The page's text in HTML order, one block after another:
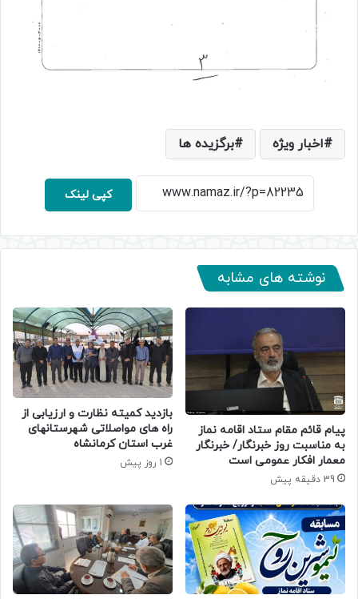
اخبار ویژه برگزیده ها
کپی لینک
نوشته های مشابه
پیام قائم مقام ستاد اقامه نماز
به مناسبت روز خبرنگار/ خبرنگار
معمار افکار عمومی است
39 دقیقه پیش
بازدید کمیته نظارت و ارزیابی از
راه های مواصلاتی شهرستانهای
غرب استان کرمانشاه
1 روز پیش